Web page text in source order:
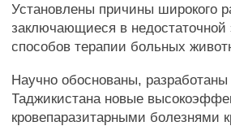
Установлены причины широкого
заключающиеся в
способов терапии больных
Научно обоснованы,
Таджикистана новые
кровепаразитарными болезнями